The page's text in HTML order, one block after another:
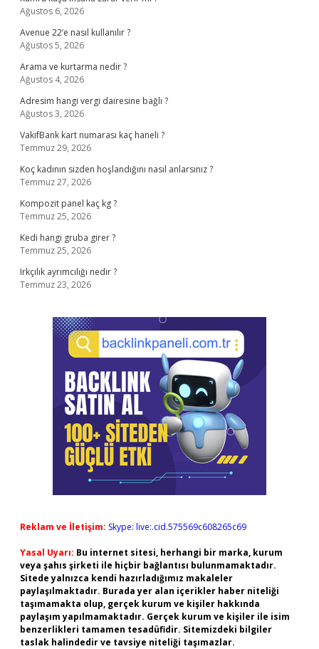
Ağustos 6, 2026
Avenue 22’e nasıl kullanılır ?
Ağustos 5, 2026
Arama ve kurtarma nedir ?
Ağustos 4, 2026
Adresim hangi vergi dairesine bağlı ?
Ağustos 3, 2026
VakıfBank kart numarası kaç haneli ?
Temmuz 29, 2026
Koç kadının sizden hoşlandığını nasıl anlarsınız ?
Temmuz 27, 2026
Kompozit panel kaç kg ?
Temmuz 25, 2026
Kedi hangi gruba girer ?
Temmuz 25, 2026
Irkçılık ayrımcılığı nedir ?
Temmuz 23, 2026
Reklam ve İletişim: Skype: live:.cid.575569c608265c69
Yasal Uyarı: Bu internet sitesi, herhangi bir marka, kurum
veya şahıs şirketi ile hiçbir bağlantısı bulunmamaktadır.
Sitede yalnızca kendi hazırladığımız makaleler
paylaşılmaktadır. Burada yer alan içerikler haber niteliği
taşımamakta olup, gerçek kurum ve kişiler hakkında
paylaşım yapılmamaktadır. Gerçek kurum ve kişiler ile isim
benzerlikleri tamamen tesadüfidir. Sitemizdeki bilgiler
taslak halindedir ve tavsiye niteliği taşımazlar.